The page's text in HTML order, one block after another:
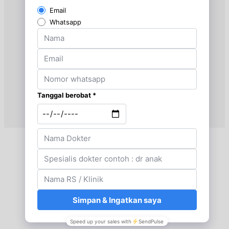
Senin, 24/08/2026
Jam 12:00 - 14:00
Selasa, 25/08/2026
Jam 11:00 - 13:00
Rabu, 26/08/2026
Jam 11:00 - 14:00
Kamis, 27/08/2026
Jam 12:00 - 14:00
Sabtu, 29/08/2026